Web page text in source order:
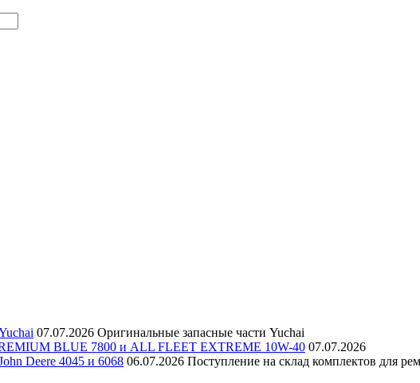
07.07.2026 Оригинальные запасные части Yuchai
BLUE 7800 и ALL FLEET EXTREME 10W-40 07.07.2026
Deere 4045 и 6068 06.07.2026 Поступление на склад комплектов для